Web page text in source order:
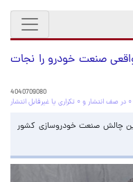
صنعت خودرو را نجات
4040709080
چالش صنعت خودروسازی کشور